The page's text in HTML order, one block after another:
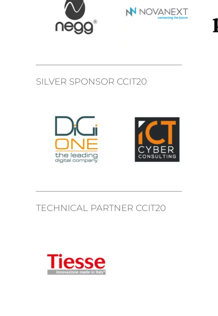
SILVER SPONSOR CCIT20
TECHNICAL PARTNER CCIT20